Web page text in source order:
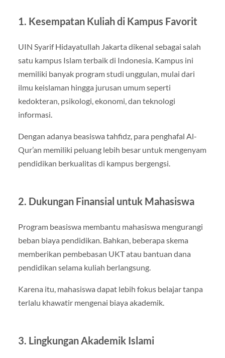
1. Kesempatan Kuliah di Kampus Favorit
UIN Syarif Hidayatullah Jakarta dikenal sebagai salah
satu kampus Islam terbaik di Indonesia. Kampus ini
memiliki banyak program studi unggulan, mulai dari
ilmu keislaman hingga jurusan umum seperti
kedokteran, psikologi, ekonomi, dan teknologi
informasi.
Dengan adanya beasiswa tahfidz, para penghafal Al-
Qur’an memiliki peluang lebih besar untuk mengenyam
pendidikan berkualitas di kampus bergengsi.
2. Dukungan Finansial untuk Mahasiswa
Program beasiswa membantu mahasiswa mengurangi
beban biaya pendidikan. Bahkan, beberapa skema
memberikan pembebasan UKT atau bantuan dana
pendidikan selama kuliah berlangsung.
Karena itu, mahasiswa dapat lebih fokus belajar tanpa
terlalu khawatir mengenai biaya akademik.
3. Lingkungan Akademik Islami